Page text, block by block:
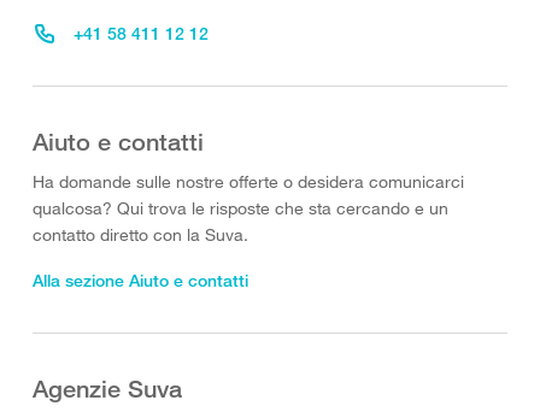
+41 58 411 12 12
Aiuto e contatti
Ha domande sulle nostre offerte o desidera comunicarci
qualcosa? Qui trova le risposte che sta cercando e un
contatto diretto con la Suva.
Alla sezione Aiuto e contatti
Agenzie Suva